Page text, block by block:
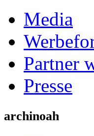
Media
Partner
Presse
archinoah